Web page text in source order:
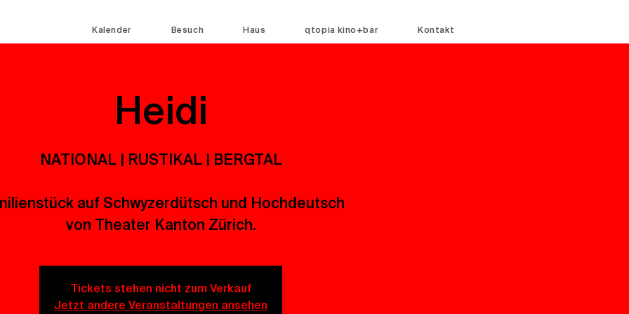
Kalender Besuch Haus qtopia kino+bar Kontakt
Heidi
NATIONAL | RUSTIKAL | BERGTAL
auf Schwyzerdütsch und Hochdeutsch
von Theater Kanton Zürich.
Tickets stehen nicht zum Verkauf
Jetzt andere Veranstaltungen ansehen